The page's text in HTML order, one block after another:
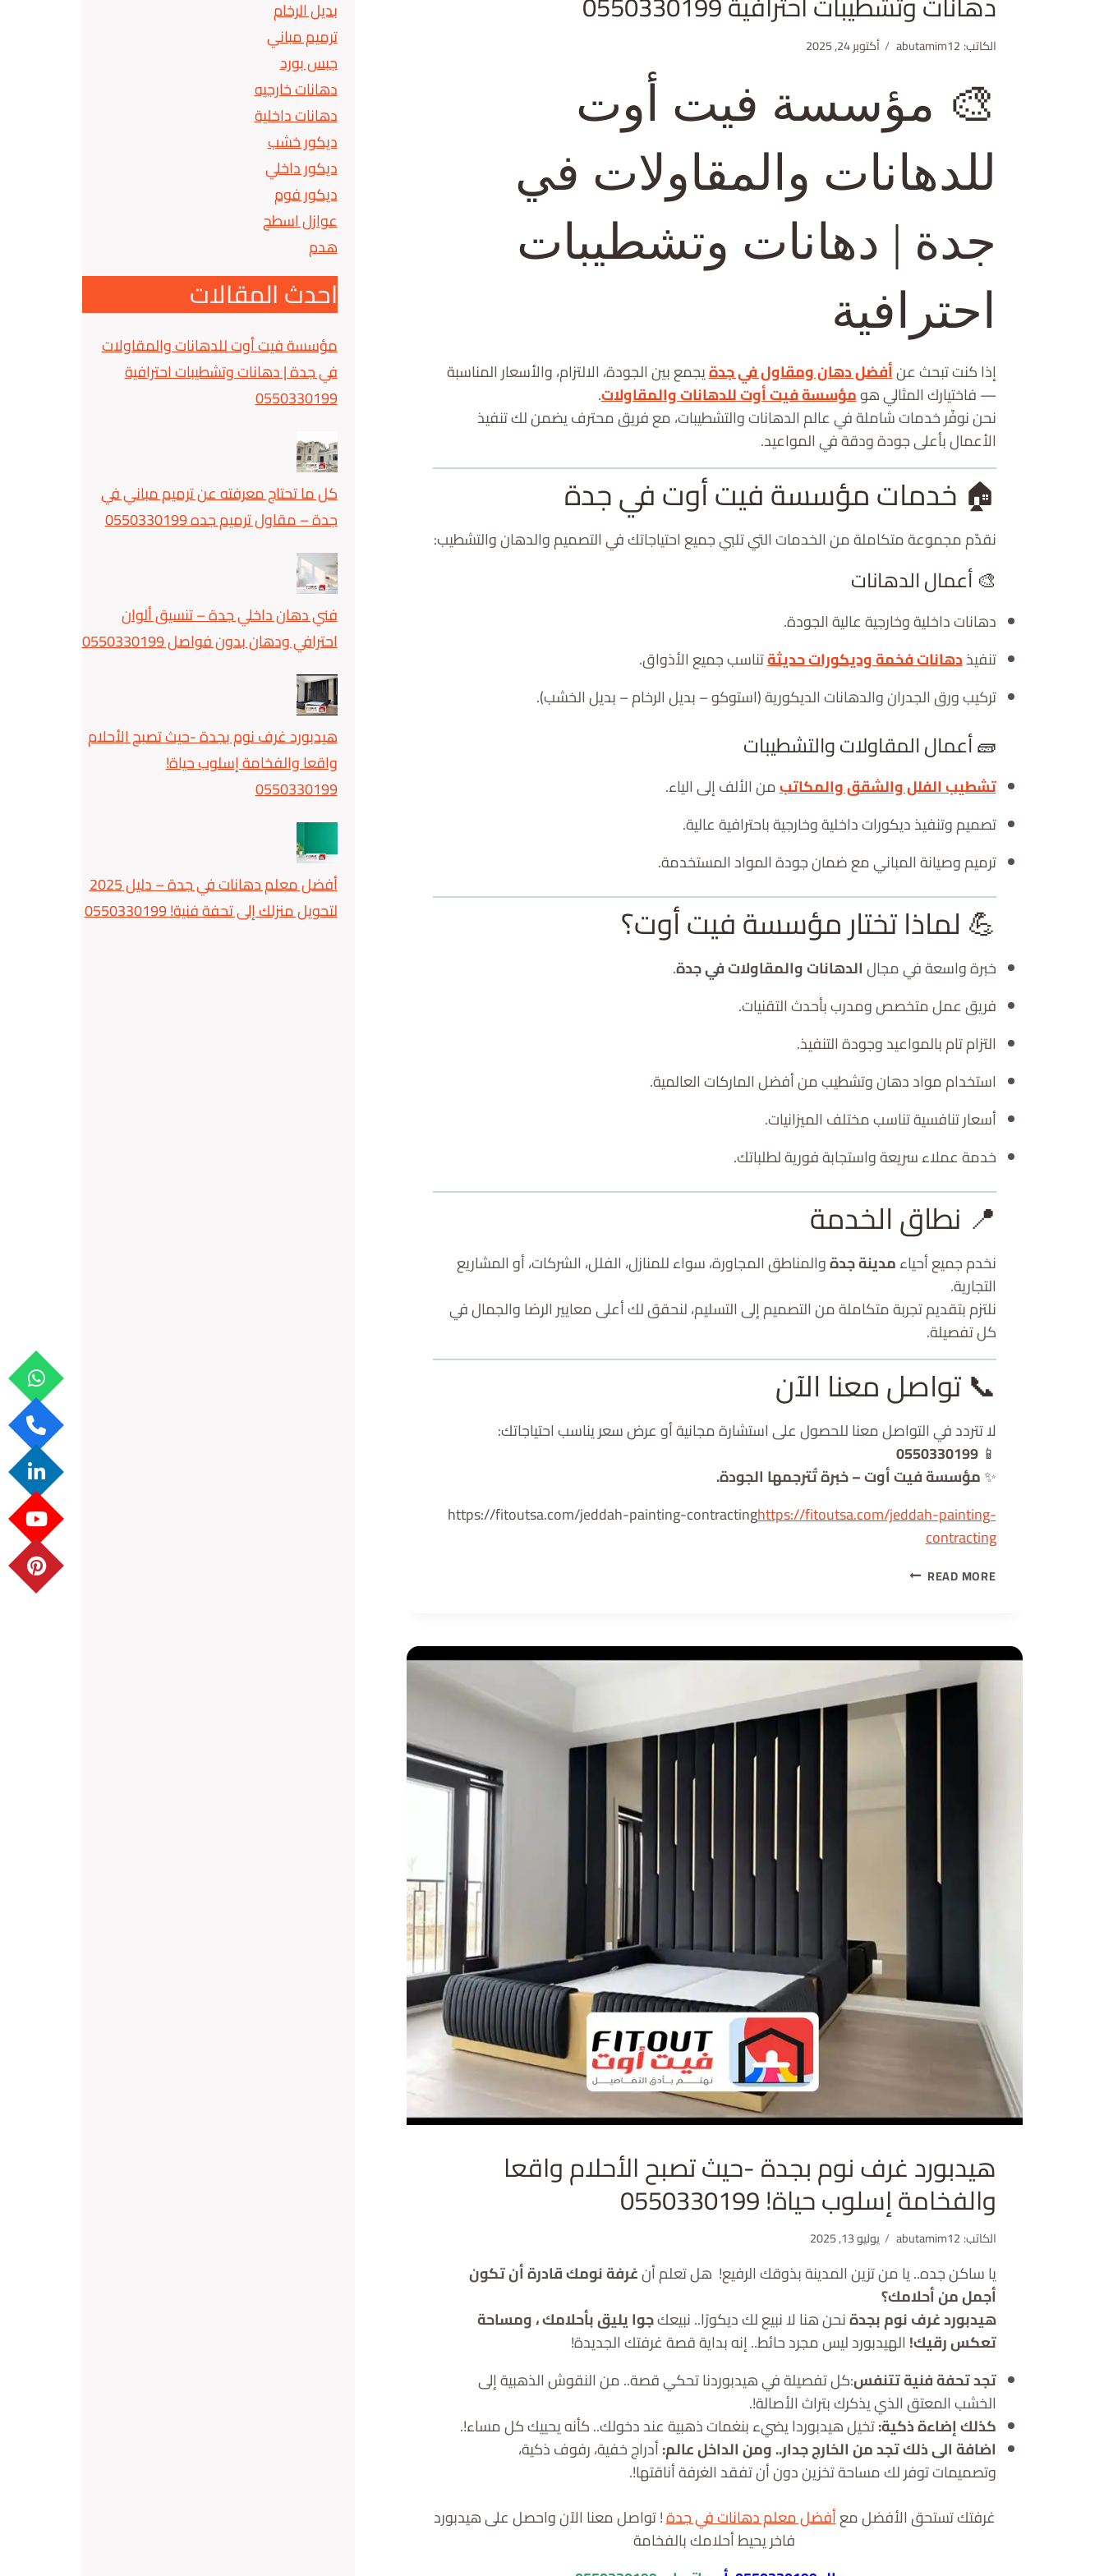
الكاتب: abutamim12 أكتوبر 24, 2025
🎨 مؤسسة فيت أوت
للدهانات والمقاولات في
جدة | دهانات وتشطيبات
احترافية
إذا كنت تبحث عنأفضل دهان ومقاول في جدةيجمع بين الجودة، الالتزام، والأسعار المناسبة
— فاختيارك المثالي هومؤسسة فيت أوت للدهانات والمقاولات.
نحن نوفّر خدمات شاملة في عالم الدهانات والتشطيبات، مع فريق محترف يضمن لك تنفيذ
الأعمال بأعلى جودة ودقة في المواعيد.
🏠 خدمات مؤسسة فيت أوت في جدة
نقدّم مجموعة متكاملة من الخدمات التي تلبي جميع احتياجاتك في التصميم والدهان والتشطيب:
🎨 أعمال الدهانات
دهانات داخلية وخارجية عالية الجودة.
تنفيذدهانات فخمة وديكورات حديثةتناسب جميع الأذواق.
تركيب ورق الجدران والدهانات الديكورية (استوكو – بديل الرخام – بديل الخشب).
🧱 أعمال المقاولات والتشطيبات
تشطيب الفلل والشقق والمكاتبمن الألف إلى الياء.
تصميم وتنفيذ ديكورات داخلية وخارجية باحترافية عالية.
ترميم وصيانة المباني مع ضمان جودة المواد المستخدمة.
💪 لماذا تختار مؤسسة فيت أوت؟
خبرة واسعة في مجالالدهانات والمقاولات في جدة.
فريق عمل متخصص ومدرب بأحدث التقنيات.
التزام تام بالمواعيد وجودة التنفيذ.
استخدام مواد دهان وتشطيب من أفضل الماركات العالمية.
أسعار تنافسية تناسب مختلف الميزانيات.
خدمة عملاء سريعة واستجابة فورية لطلباتك.
📍 نطاق الخدمة
نخدم جميع أحياءمدينة جدةوالمناطق المجاورة، سواء للمنازل، الفلل، الشركات، أو المشاريع
التجارية.
نلتزم بتقديم تجربة متكاملة من التصميم إلى التسليم، لنحقق لك أعلى معايير الرضا والجمال في
كل تفصيلة.
📞 تواصل معنا الآن
لا تتردد في التواصل معنا للحصول على استشارة مجانية أو عرض سعر يناسب احتياجاتك:
📱
0550330199
✨مؤسسة فيت أوت – خبرة تُترجمها الجودة.
https://fitoutsa.com/jeddah-painting-contractinghttps://fitoutsa.com/jeddah-painting-
contracting
READ MORE
هيدبورد غرف نوم بجدة -حيث تصبح الأحلام واقعا
والفخامة إسلوب حياة! 0550330199
الكاتب: abutamim12 يوليو 13, 2025
يا ساكن جده.. يا من تزين المدينة بذوقك الرفيع! هل تعلم أنغرفة نومك قادرة أن تكون
أجمل من أحلامك؟
هيدبورد غرف نوم بجدةنحن هنا لا نبيع لك ديكورًا.. نبيعكجوا يليق بأحلامك ، ومساحة
تعكس رقيك! الهيدبورد ليس مجرد حائط.. إنه بداية قصة غرفتك الجديدة!
تجد تحفة فنية تتنفس:كل تفصيلة في هيدبوردنا تحكي قصة.. من النقوش الذهبية إلى
الخشب المعتق الذي يذكرك بتراث الأصالة!.
كذلك إضاءة ذكية:تخيل هيدبوردا يضيء بنغمات ذهبية عند دخولك.. كأنه يحييك كل مساء!.
اضافة الى ذلك تجد من الخارج جدار.. ومن الداخل عالم:أدراج خفية، رفوف ذكية،
وتصميمات توفر لك مساحة تخزين دون أن تفقد الغرفة أناقتها!.
غرفتك تستحق الأفضل معأفضل معلم دهانات في جدة! تواصل معنا الآن واحصل على هيدبورد
فاخر يحيط أحلامك بالفخامة
بديل الرخام
ترميم مباني
جبس بورد
دهانات خارجيه
دهانات داخلية
ديكور خشب
ديكور داخلي
ديكور فوم
عوازل اسطح
هدم
احدث المقالات
مؤسسة فيت أوت للدهانات والمقاولات
في جدة | دهانات وتشطيبات احترافية
0550330199
كل ما تحتاج معرفته عن ترميم مباني في
جدة – مقاول ترميم جده 0550330199
فني دهان داخلي جدة – تنسيق ألوان
احترافي ودهان بدون فواصل 0550330199
هيدبورد غرف نوم بجدة -حيث تصبح الأحلام
واقعا والفخامة إسلوب حياة!
0550330199
أفضل معلم دهانات في جدة – دليل 2025
لتحويل منزلك إلى تحفة فنية! 0550330199